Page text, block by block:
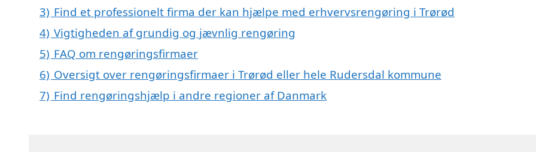
3) Find et professionelt firma der kan hjælpe med erhvervsrengøring i Trørød
4) Vigtigheden af grundig og jævnlig rengøring
5) FAQ om rengøringsfirmaer
6) Oversigt over rengøringsfirmaer i Trørød eller hele Rudersdal kommune
7) Find rengøringshjælp i andre regioner af Danmark